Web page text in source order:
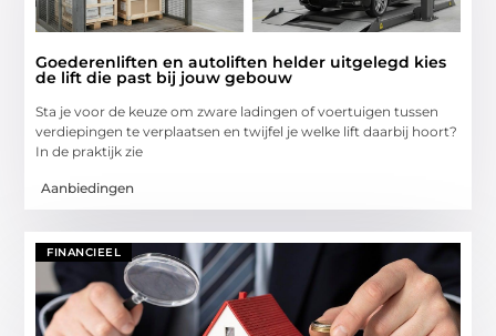
Goederenliften en autoliften helder uitgelegd kies
de lift die past bij jouw gebouw
Sta je voor de keuze om zware ladingen of voertuigen tussen
verdiepingen te verplaatsen en twijfel je welke lift daarbij hoort?
In de praktijk zie
Aanbiedingen
FINANCIEEL